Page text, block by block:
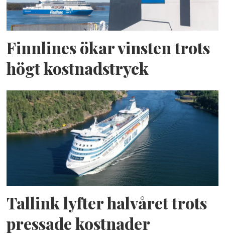
Finnlines ökar vinsten trots
högt kostnadstryck
Tallink lyfter halvåret trots
pressade kostnader